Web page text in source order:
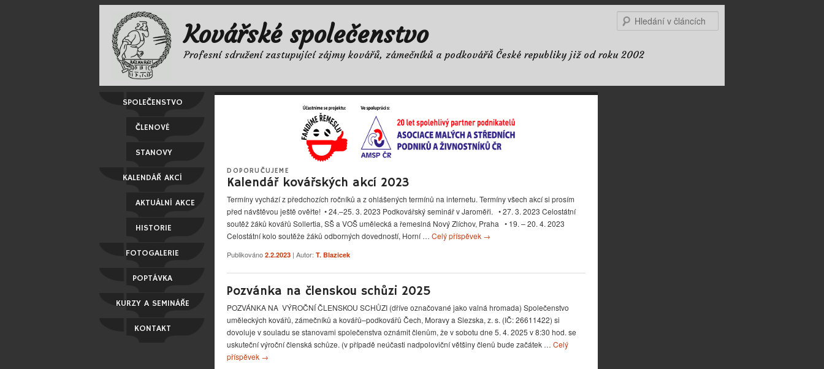
Kovářské společenstvo
Profesní sdružení zastupující zájmy kovářů, zámečníků a podkovářů České republiky již od roku 2002
SPOLEČENSTVO
ČLENOVÉ
STANOVY
KALENDÁŘ AKCÍ
AKTUÁLNÍ AKCE
HISTORIE
FOTOGALERIE
POPTÁVKA
KURZY A SEMINÁŘE
KONTAKT
Kalendář kovářských akcí 2023
DOPORUČUJEME
Termíny vychází z předchozích ročníků a z ohlášených termínů na internetu. Termíny všech akcí si prosím
před návštěvou ještě ověřte! • 24.–25. 3. 2023 Podkovářský seminář v Jaroměři. • 27. 3. 2023 Celostátní
soutěž žáků kovářů Sollertia, SŠ a VOŠ umělecká a řemeslná Nový Zlíchov, Praha • 19. – 20. 4. 2023
Celostátní kolo soutěže žáků odborných dovedností, Horní …Celý příspěvek →
Publikováno2.2.2023 | Autor: T. Blazicek
Pozvánka na členskou schůzi 2025
POZVÁNKA NA VÝROČNÍ ČLENSKOU SCHŮZI (dříve označované jako valná hromada) Společenstvo
uměleckých kovářů, zámečníků a kovářů–podkovářů Čech, Moravy a Slezska, z. s. (IČ: 26611422) si
dovoluje v souladu se stanovami společenstva oznámit členům, že v sobotu dne 5. 4. 2025 v 8:30 hod. se
uskuteční výroční členská schůze. (v případě neúčasti nadpoloviční většiny členů bude začátek …Celý
příspěvek →